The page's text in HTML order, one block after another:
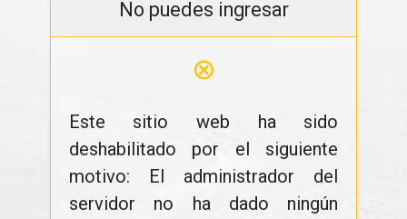
No puedes ingresar
⊗
Este sitio web ha sido
deshabilitado por el siguiente
motivo: El administrador del
servidor no ha dado ningún